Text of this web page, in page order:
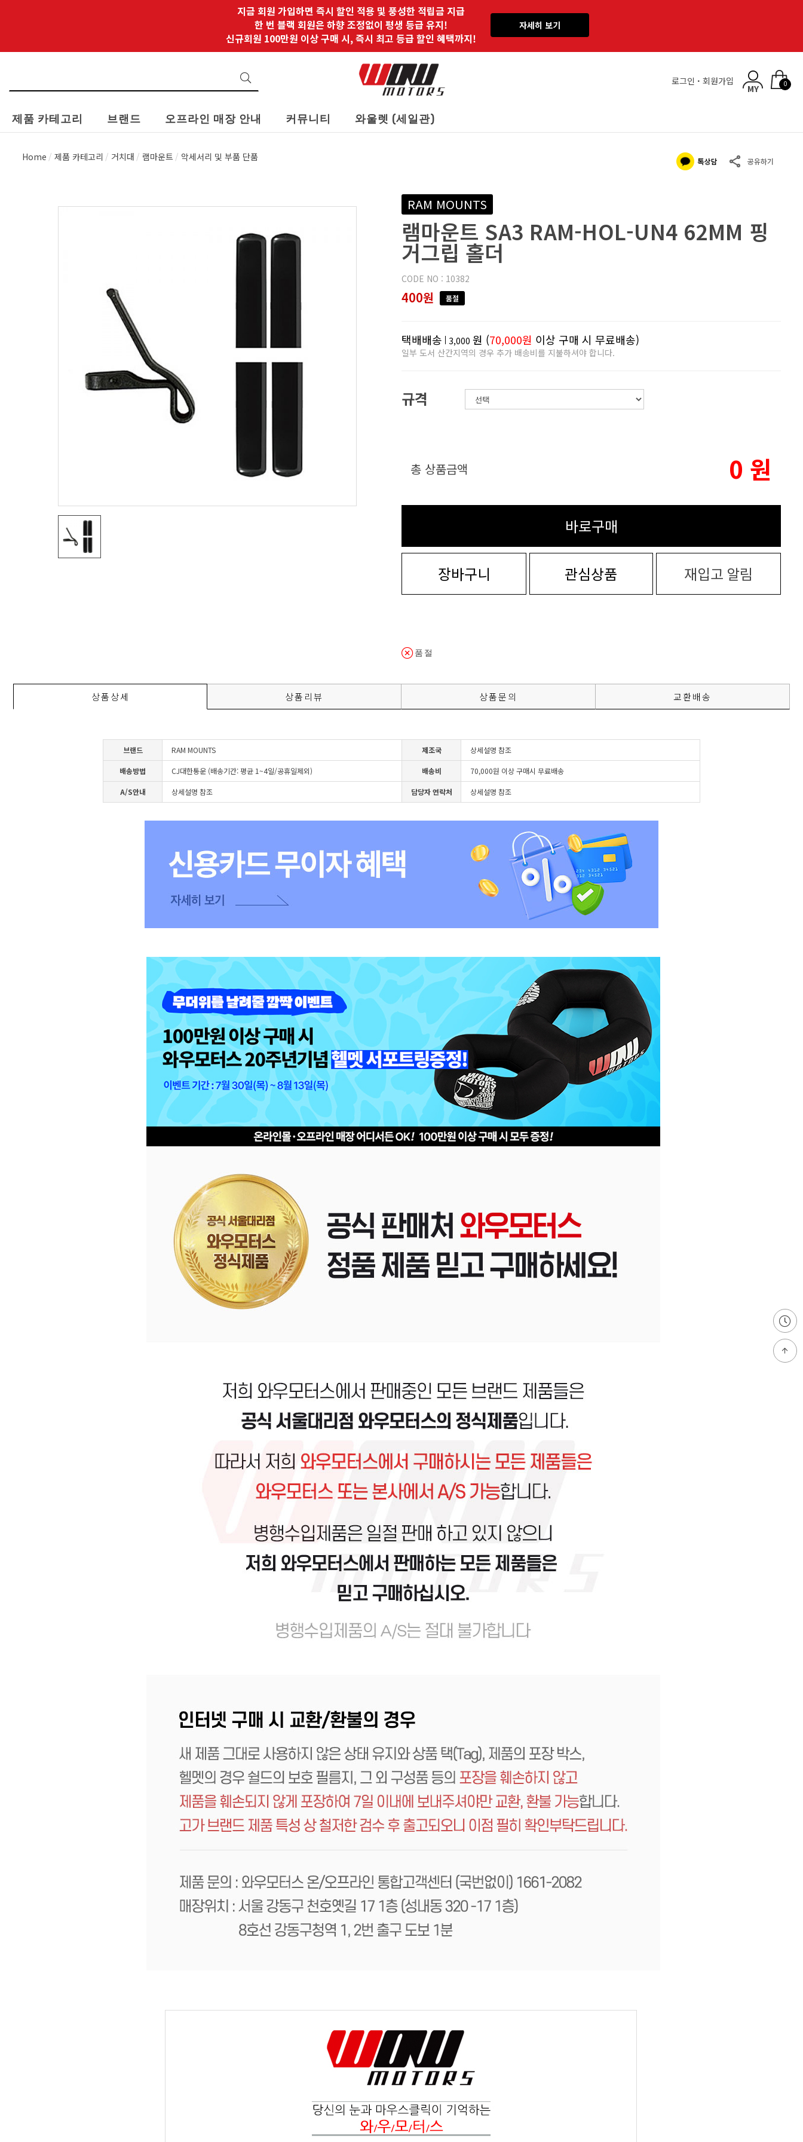
지금 회원 가입하면 즉시 할인 적용 및 풍성한 적립금 지급
한 번 블랙 회원은 하향 조정없이 평생 등급 유지!
신규회원 100만원 이상 구매 시, 즉시 최고 등급 할인 혜택까지!
자세히 보기
로그인 · 회원가입 0
제품 카테고리 브랜드 오프라인 매장 안내 커뮤니티 와울렛 (세일관)
Home 제품 카테고리 거치대 램마운트 악세서리 및 부품 단품
RAM MOUNTS
램마운트 SA3 RAM-HOL-UN4 62MM 핑
거그립 홀더
CODE NO : 10382
400원 품절
택배배송 3,000 원 (70,000원 이상 구매 시 무료배송)
일부 도서 산간지역의 경우 추가 배송비를 지불하셔야 합니다.
규격
총 상품금액 0 원
바로구매
장바구니 관심상품 재입고 알림
품절
상품상세 상품리뷰 상품문의 교환배송
브랜드 RAM MOUNTS 제조국 상세설명 참조
배송방법 CJ대한통운 (배송기간: 평균 1~4일/공휴일제외) 배송비 70,000원 이상 구매시 무료배송
A/S안내 상세설명 참조 담당자 연락처 상세설명 참조